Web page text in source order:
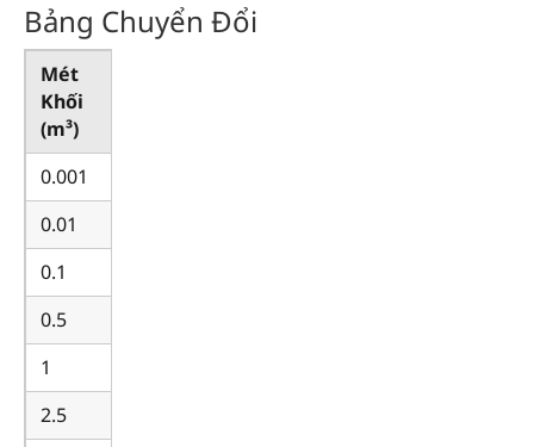
Bảng Chuyển Đổi
Mét
Khối
(m³)
0.001
0.01
0.1
0.5
1
2.5